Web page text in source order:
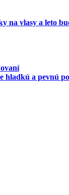
na vlasy a leto
hladkú a pevnú